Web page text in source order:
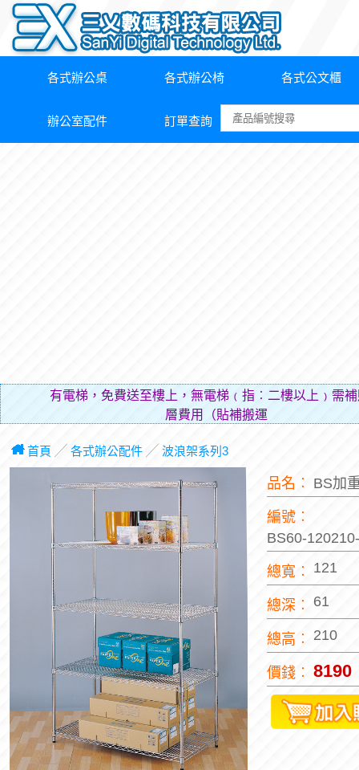
各式辦公桌 各式辦公椅 各式公文櫃
辦公室配件 訂單查詢
有電梯，免費送至樓上，無電梯﹙指︰二樓以上﹚需
層費用（貼補搬運人的
首頁 ╱ 各式辦公配件╱ 波浪架系列3
品名︰ BS加
編號︰
BS60-
總寬︰ 121
總深︰ 61
總高︰ 210
價錢︰ 8190